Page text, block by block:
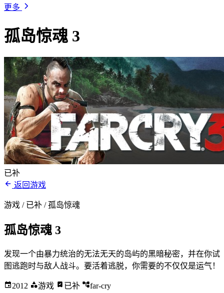
更多
孤岛惊魂 3
已补
返回游戏
游戏 / 已补 / 孤岛惊魂
孤岛惊魂 3
发现一个由暴力统治的无法无天的岛屿的黑暗秘密，并在你试
图逃跑时与敌人战斗。要活着逃脱，你需要的不仅仅是运气！
2012 游戏 已补
far-cry